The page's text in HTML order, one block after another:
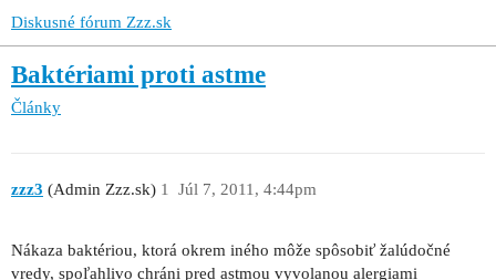
Diskusné fórum Zzz.sk
Baktériami proti astme
Články
zzz3 (Admin Zzz.sk) Júl 7, 2011, 4:44pm
1
Nákaza baktériou, ktorá okrem iného môže spôsobiť žalúdočné
vredy, spoľahlivo chráni pred astmou vyvolanou alergiami